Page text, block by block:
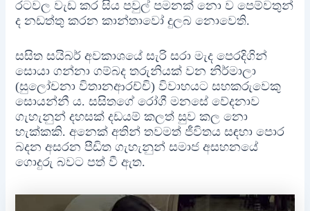
රටවල වැඩ කර සිය පවුල් පමනක් නො ව පෙම්වතුන්
ද නඩත්තු කරන කාන්තාවෝ දුලබ නොවෙති.
සසිත සයිබර් අවකාශයේ සැරි සරා මැද පෙරදිගින්
සොයා ගන්නා ගම්බද තරුනියක් වන නිර්මාලා
(සුලෝචනා විතානආරච්චි) විවාහයට සහකරුවෙකු
සොයන්නී ය. සසිතගේ රෝගී මනසේ වේදනාව
ගැහැනුන් දහසක් දඩයම් කලත් සුව කල නො
හැක්කකි. අනෙක් අතින් තවමත් ජීවිතය සඳහා පොර
බදන අසරන පීඩිත ගැහැනුන් සමාජ අසහනයේ
ගොදුරු බවට පත් වී ඇත.